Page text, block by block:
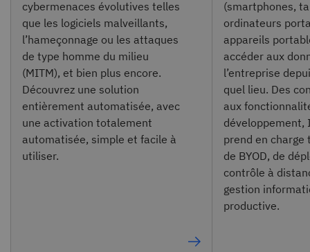
cybermenaces évolutives telles
que les logiciels malveillants,
l’hameçonnage ou les attaques
de type homme du milieu
(MITM), et bien plus encore.
Découvrez une solution
entièrement automatisée, avec
une activation totalement
automatisée, simple et facile à
utiliser.
(smartphones,
ordinateurs
appareils
accéder aux
l’entreprise
quel lieu. Des
aux
développement,
prend en charge
de BYOD, de
contrôle à
gestion
productive.